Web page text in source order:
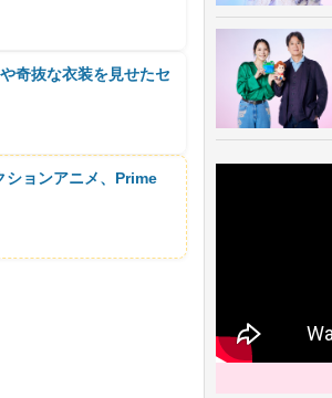
奇抜な衣装を見せたセ
ョンアニメ、Prime